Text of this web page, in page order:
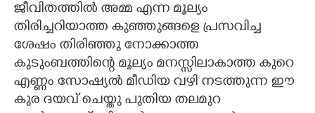
ജീവിതത്തിൽ അമ്മ എന്ന മൂല്യം
തിരിച്ചറിയാത്ത കുഞ്ഞുങ്ങളെ പ്രസവിച്ച
ശേഷം തിരിഞ്ഞു നോക്കാത്ത
കുടുംബത്തിന്റെ മൂല്യം മനസ്സിലാകാത്ത കുറെ
എണ്ണം സോഷ്യൽ മീഡിയ വഴി നടത്തുന്ന ഈ
കുര ദയവ് ചെയ്തു പുതിയ തലമുറ